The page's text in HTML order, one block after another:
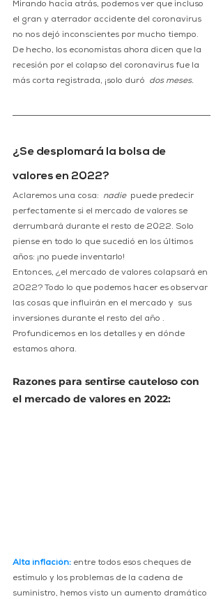
Mirando hacia atrás, podemos ver que incluso
el gran y aterrador accidente del coronavirus
no nos dejó inconscientes por mucho tiempo.
De hecho, los economistas ahora dicen que la
recesión por el colapso del coronavirus fue la
más corta registrada, ¡solo duró dos meses.
¿Se desplomará la bolsa de
valores en 2022?
Aclaremos una cosa: nadie
  puede predecir
perfectamente si el mercado de valores se
derrumbará durante el resto de 2022. Solo
piense en todo lo que sucedió en los últimos
años: ¡no puede inventarlo!
Entonces, ¿el mercado de valores colapsará en
2022? Todo lo que podemos hacer es observar
las cosas que influirán en el mercado y  sus
inversiones durante el resto del año .
Profundicemos en los detalles y en dónde
estamos ahora.
Razones para sentirse cauteloso con
el mercado de valores en 2022:
Alta inflación: entre todos esos cheques de
estímulo y los problemas de la cadena de
suministro, hemos visto un aumento dramático